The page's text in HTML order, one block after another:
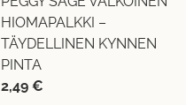
HIOMAPALKKI –
TÄYDELLINEN KYNNEN
PINTA
2,49 €